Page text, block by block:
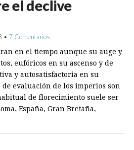
el declive
• 7 Comentarios
en el tiempo aunque su auge y
eufóricos en su ascenso y de
y autosatisfactoria en su
evaluación de los imperios son
de florecimiento suele ser
España, Gran Bretaña,